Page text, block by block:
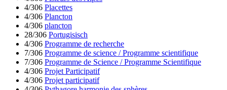
4/306 Placettes
4/306 Plancton
4/306 plancton
28/306 Portugisisch
4/306 Programme de recherche
7/306 Programme de science / Programme scientifique
7/306 Programme de Science / Programme Scientifique
4/306 Projet Participatif
4/306 Projet participatif